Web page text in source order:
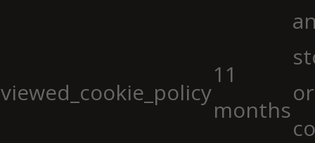
viewed_cookie_policy
11
months